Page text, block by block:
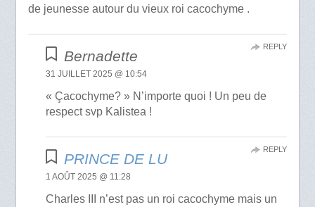
de jeunesse autour du vieux roi cacochyme .
Bernadette
31 JUILLET 2025 @ 10:54
« Çacochyme? » N’importe quoi ! Un peu de
respect svp Kalistea !
REPLY
PRINCE DE LU
1 AOÛT 2025 @ 11:28
Charles III n’est pas un roi cacochyme mais un
REPLY